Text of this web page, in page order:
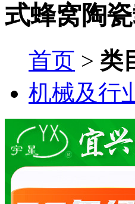
式蜂窝陶
首页 > 类
机械及行